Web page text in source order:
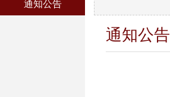
通知公告
通知公告